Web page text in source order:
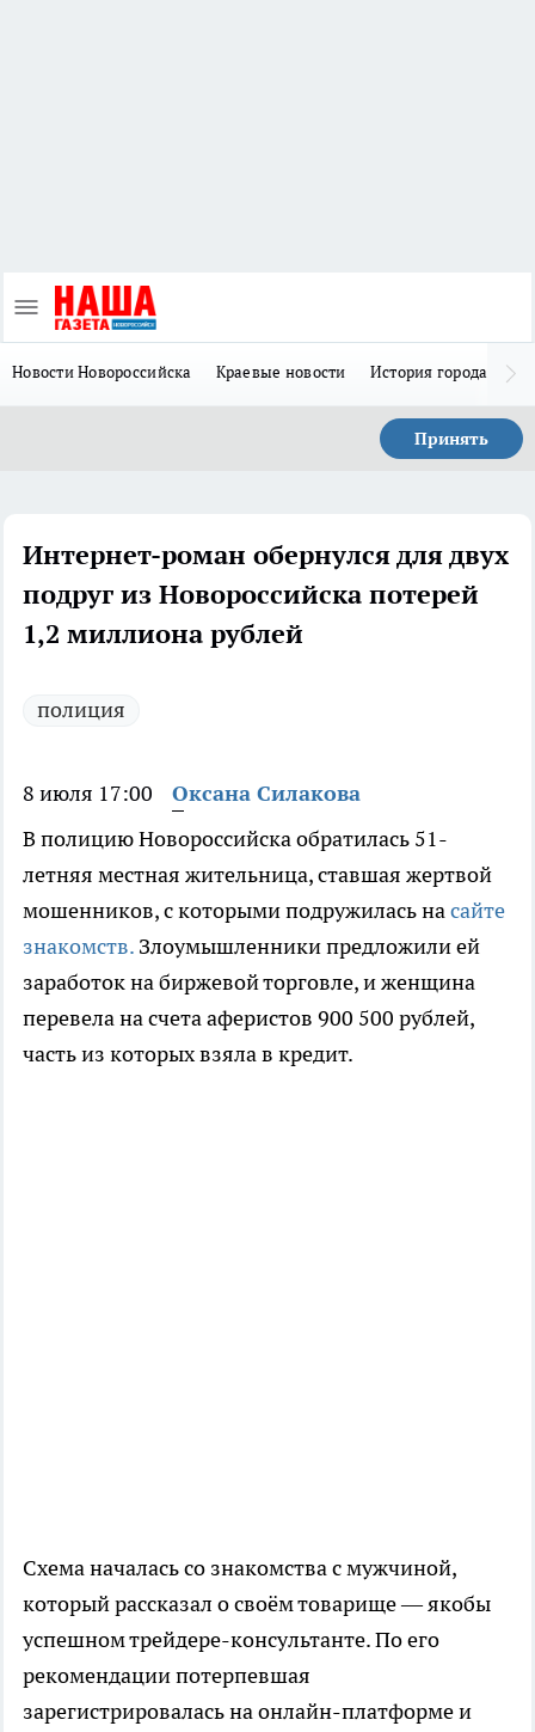
Новости Новороссийска Краевые новости История города Н
Принять
Интернет-роман обернулся для двух
подруг из Новороссийска потерей
1,2 миллиона рублей
полиция
8 июля 17:00
Оксана Силакова
В полицию Новороссийска обратилась 51-
летняя местная жительница, ставшая жертвой
мошенников, с которыми подружилась насайте
знакомств. Злоумышленники предложили ей
заработок на биржевой торговле, и женщина
перевела на счета аферистов 900 500 рублей,
часть из которых взяла в кредит.
Схема началась со знакомства с мужчиной,
который рассказал о своём товарище — якобы
успешном трейдере-консультанте. По его
рекомендации потерпевшая
зарегистрировалась на онлайн-платформе и